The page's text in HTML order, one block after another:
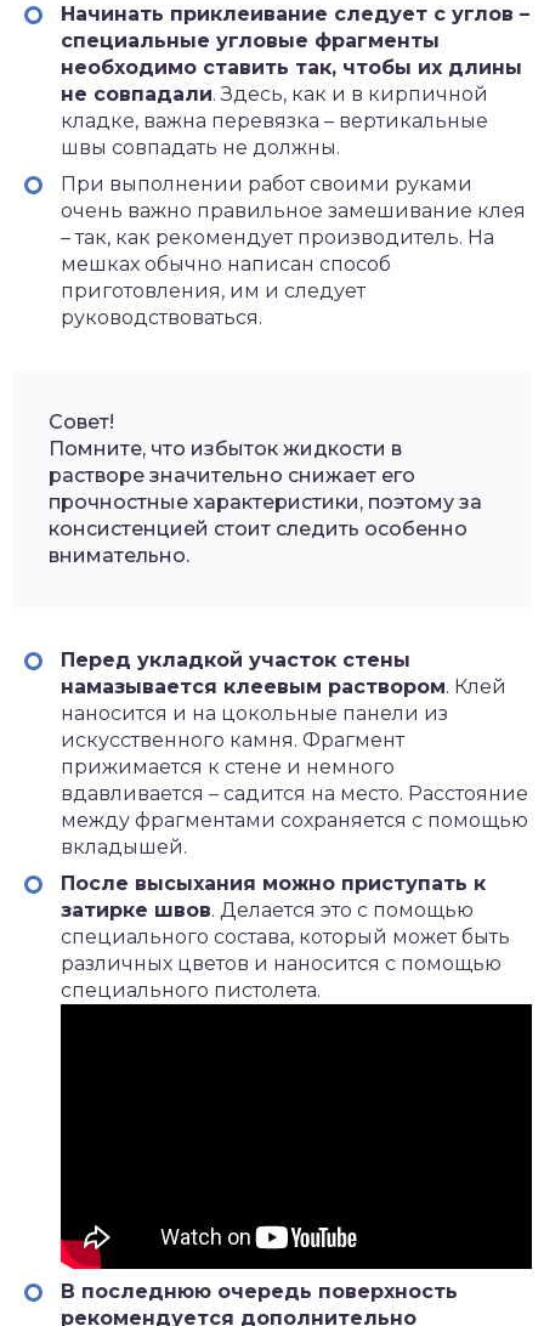
Начинать приклеивание следует с углов –
специальные угловые фрагменты
необходимо ставить так, чтобы их длины
не совпадали. Здесь, как и в кирпичной
кладке, важна перевязка – вертикальные
швы совпадать не должны.
При выполнении работ своими руками
очень важно правильное замешивание клея
– так, как рекомендует производитель. На
мешках обычно написан способ
приготовления, им и следует
руководствоваться.
Совет!
Помните, что избыток жидкости в
растворе значительно снижает его
прочностные характеристики, поэтому за
консистенцией стоит следить особенно
внимательно.
Перед укладкой участок стены
намазывается клеевым раствором. Клей
наносится и на цокольные панели из
искусственного камня. Фрагмент
прижимается к стене и немного
вдавливается – садится на место. Расстояние
между фрагментами сохраняется с помощью
вкладышей.
После высыхания можно приступать к
затирке швов. Делается это с помощью
специального состава, который может быть
различных цветов и наносится с помощью
специального пистолета.
В последнюю очередь поверхность
рекомендуется дополнительно